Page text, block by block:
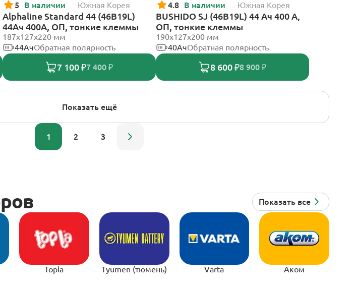
5 В наличии Южная Корея
Alphaline Standard 44 (46B19L)
44Ач 400А, ОП, тонкие клеммы
187x127х220 мм
44АчОбратная полярность
7 100 ₽7 400 ₽
4.8 В наличии Южная Корея
BUSHIDO SJ (46B19L) 44 Ач 400 А,
ОП, тонкие клеммы
190x127x200 мм
40АчОбратная полярность
8 600 ₽8 900 ₽
Показать ещё
1 2 3
Topla Tyumen (тюмень) Varta Аком